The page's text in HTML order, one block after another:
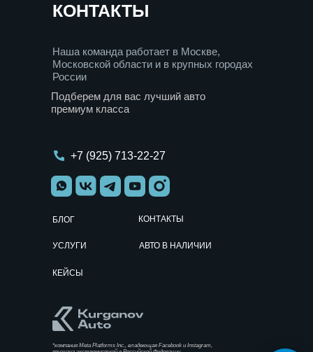
КОНТАКТЫ
Наша команда работает в Москве,
Московской области и в крупных городах
России
Подберем для вас лучший авто
премиум класса
БЛОГ
УСЛУГИ
КЕЙСЫ
КОНТАКТЫ
АВТО В НАЛИЧИИ
+7 (925) 713-22-27
*компания Meta Platforms Inc., владеющая Facebook и Instagram,